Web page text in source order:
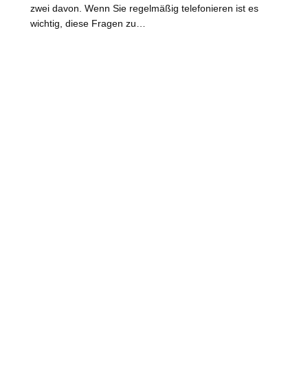
zwei davon. Wenn Sie regelmäßig telefonieren ist es
wichtig, diese Fragen zu…